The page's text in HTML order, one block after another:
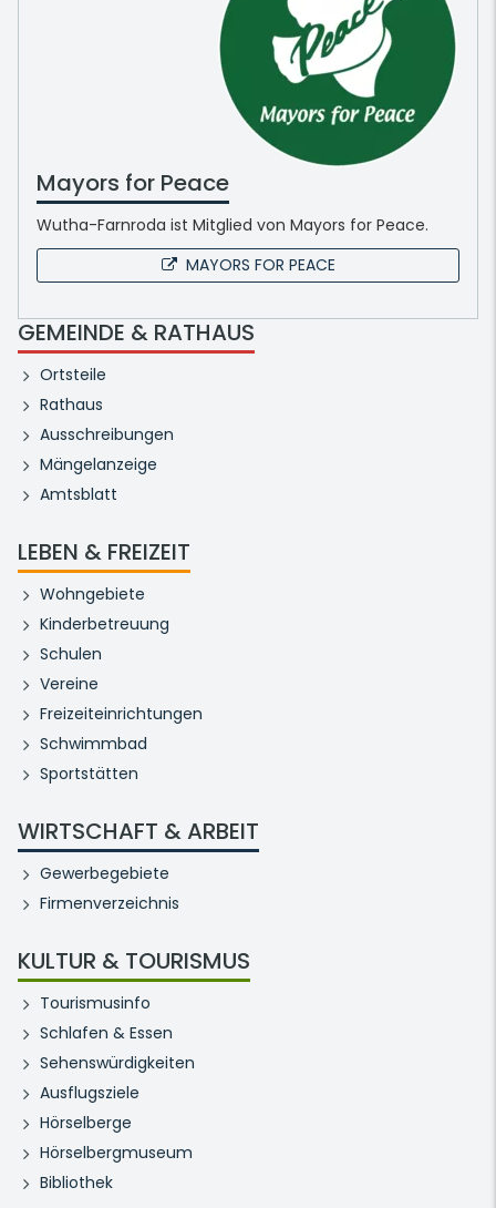
Mayors for Peace
Wutha-Farnroda ist Mitglied von Mayors for Peace.
MAYORS FOR PEACE
GEMEINDE & RATHAUS
Ortsteile
Rathaus
Ausschreibungen
Mängelanzeige
Amtsblatt
LEBEN & FREIZEIT
Wohngebiete
Kinderbetreuung
Schulen
Vereine
Freizeiteinrichtungen
Schwimmbad
Sportstätten
WIRTSCHAFT & ARBEIT
Gewerbegebiete
Firmenverzeichnis
KULTUR & TOURISMUS
Tourismusinfo
Schlafen & Essen
Sehenswürdigkeiten
Ausflugsziele
Hörselberge
Hörselbergmuseum
Bibliothek